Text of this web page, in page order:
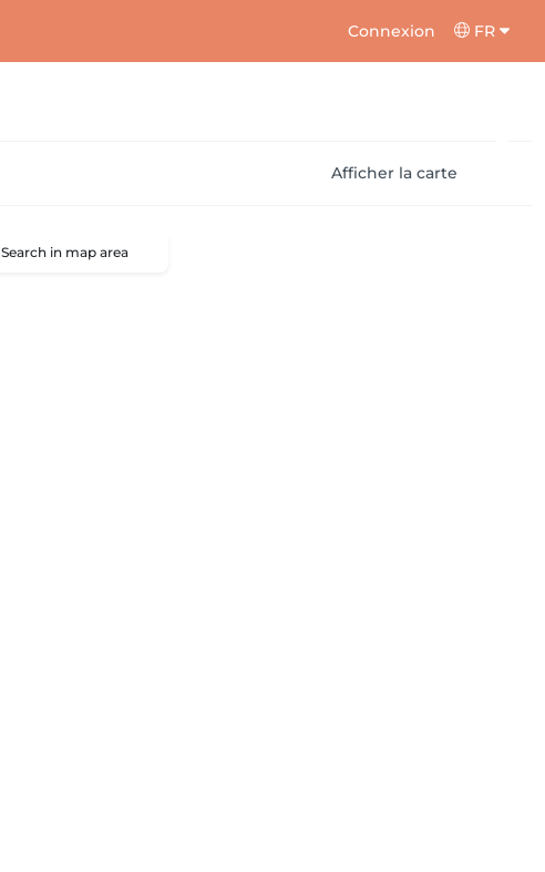
Connexion FR
Afficher la carte
Search in map area